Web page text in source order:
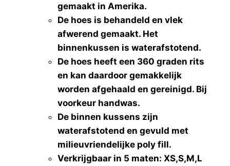
gemaakt in Amerika.
De hoes is behandeld en vlek
afwerend gemaakt. Het
binnenkussen is waterafstotend.
De hoes heeft een 360 graden rits
en kan daardoor gemakkelijk
worden afgehaald en gereinigd. Bij
voorkeur handwas.
De binnen kussens zijn
waterafstotend en gevuld met
milieuvriendelijke poly fill.
Verkrijgbaar in 5 maten: XS,S,M,L